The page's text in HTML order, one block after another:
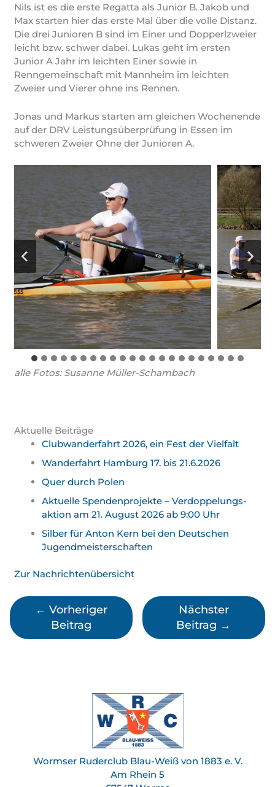
Nils ist es die erste Regatta als Junior B. Jakob und
Max starten hier das erste Mal über die volle Distanz.
Die drei Junioren B sind im Einer und Dopperlzweier
leicht bzw. schwer dabei. Lukas geht im ersten
Junior A Jahr im leichten Einer sowie in
Renngemeinschaft mit Mannheim im leichten
Zweier und Vierer ohne ins Rennen.
Jonas und Markus starten am gleichen Wochenende
auf der DRV Leistungsüberprüfung in Essen im
schweren Zweier Ohne der Junioren A.
alle Fotos: Susanne Müller-Schambach
Aktuelle Beiträge
Clubwanderfahrt 2026, ein Fest der Vielfalt
Wanderfahrt Hamburg 17. bis 21.6.2026
Quer durch Polen
Aktuelle Spendenprojekte – Verdoppelungs­
aktion am 21. August 2026 ab 9:00 Uhr
Silber für Anton Kern bei den Deutschen
Jugend­meister­schaften
Zur Nachrichtenübersicht
← Vorheriger
Beitrag
Nächster
Beitrag →
Wormser Ruderclub Blau-Weiß von 1883 e. V.
Am Rhein 5